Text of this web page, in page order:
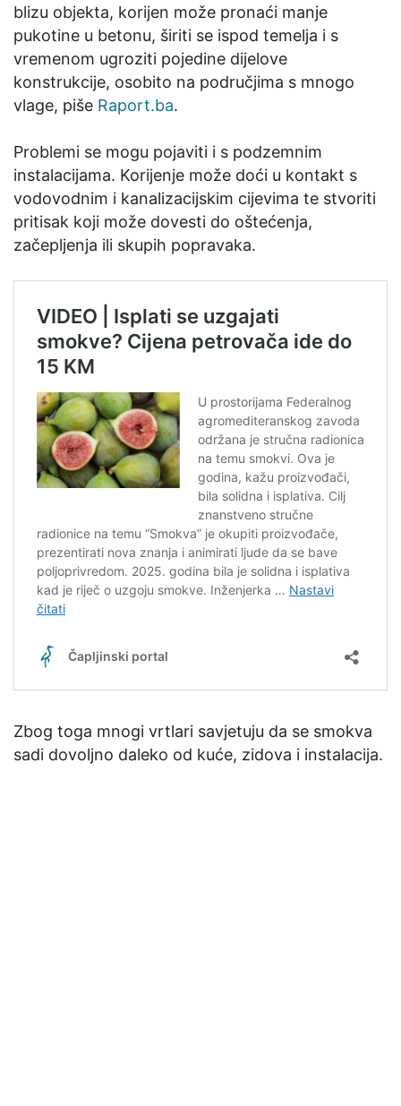
blizu objekta, korijen može pronaći manje
pukotine u betonu, širiti se ispod temelja i s
vremenom ugroziti pojedine dijelove
konstrukcije, osobito na područjima s mnogo
vlage, piše Raport.ba.
Problemi se mogu pojaviti i s podzemnim
instalacijama. Korijenje može doći u kontakt s
vodovodnim i kanalizacijskim cijevima te stvoriti
pritisak koji može dovesti do oštećenja,
začepljenja ili skupih popravaka.
Zbog toga mnogi vrtlari savjetuju da se smokva
sadi dovoljno daleko od kuće, zidova i instalacija.